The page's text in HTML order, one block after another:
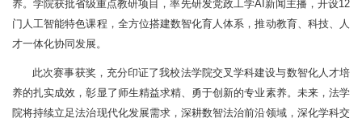
养。学院获批省级重点教研项目，率先研发党政工学AI新闻主播，开设12
门人工智能特色课程，全方位搭建数智化育人体系，推动教育、科技、人
才一体化协同发展。
此次赛事获奖，充分印证了我校法学院交叉学科建设与数智化人才培
养的扎实成效，彰显了师生精益求精、勇于创新的专业素养。未来，法学
院将持续立足法治现代化发展需求，深耕数智法治前沿领域，深化学科交